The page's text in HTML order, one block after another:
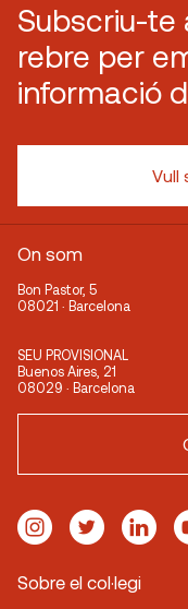
Subscriu-te
rebre per
informació
Vull
On som
Bon Pastor, 5
08021 · Barcelona
SEU PROVISIONAL
Buenos Aires, 21
08029 · Barcelona
Sobre el col·legi